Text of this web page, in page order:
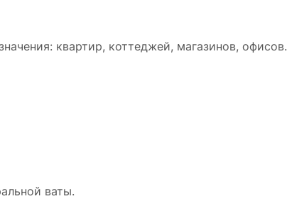
квартир, коттеджей, магазинов, офисов.
ваты.